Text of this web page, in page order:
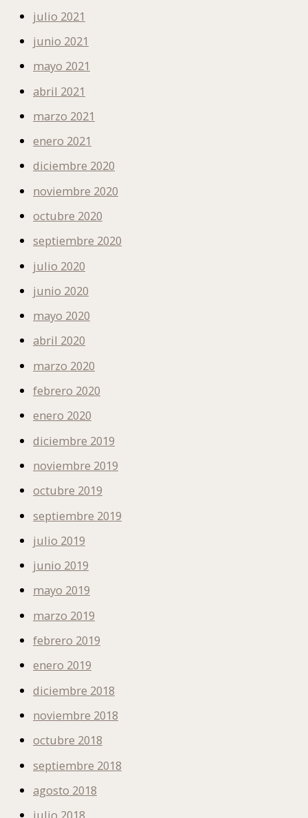
julio 2021
junio 2021
mayo 2021
abril 2021
marzo 2021
enero 2021
diciembre 2020
noviembre 2020
octubre 2020
septiembre 2020
julio 2020
junio 2020
mayo 2020
abril 2020
marzo 2020
febrero 2020
enero 2020
diciembre 2019
noviembre 2019
octubre 2019
septiembre 2019
julio 2019
junio 2019
mayo 2019
marzo 2019
febrero 2019
enero 2019
diciembre 2018
noviembre 2018
octubre 2018
septiembre 2018
agosto 2018